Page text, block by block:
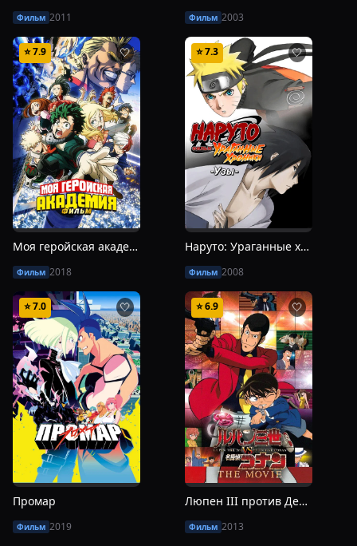
Фильм 2011 Фильм 2003
⭐7.9 🤍
Моя геройская академия: Два героя
Фильм 2018
⭐7.3 🤍
Наруто: Ураганные хроники. Фильм 5 — Узы
Фильм 2008
⭐7.0 🤍
Промар
Фильм 2019
⭐6.9 🤍
Люпен III против Детектива Конана
Фильм 2013